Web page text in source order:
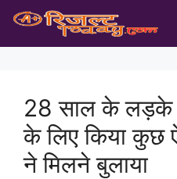
Skip
content
28 साल के लड़के
के लिए किया कुछ
ने मिलने बुलाया